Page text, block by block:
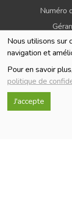
Nous utilisons sur
navigation et
Pour en savoir
politique de
J'accepte
Numéro
Politique de